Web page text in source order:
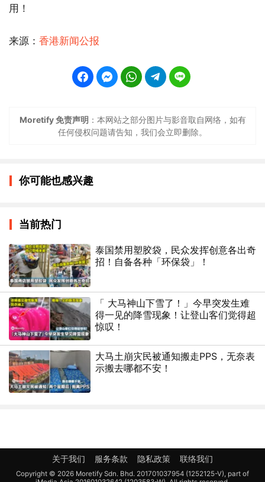
用！
来源： 香港新闻公报
Moretify 免责声明 ：本网站之部分图片与影音取自网络，如有
任何侵权问题请告知，我们会立即删除。
你可能也感兴趣
当前热门
泰国禁用塑胶袋，民众发挥创意各出奇
招！自备各种「环保袋」！
「 大马神山下雪了！」今早突发生难
得一见的降雪现象！让登山客们觉得超
惊叹！
大马土崩灾民被通知搬走PPS，无奈表
示搬去哪都不安！
关于我们 服务条款 隐私政策 联络我们
Copyright © 2026 Moretify Sdn. Bhd. 201701037954 (1252125-V), part of